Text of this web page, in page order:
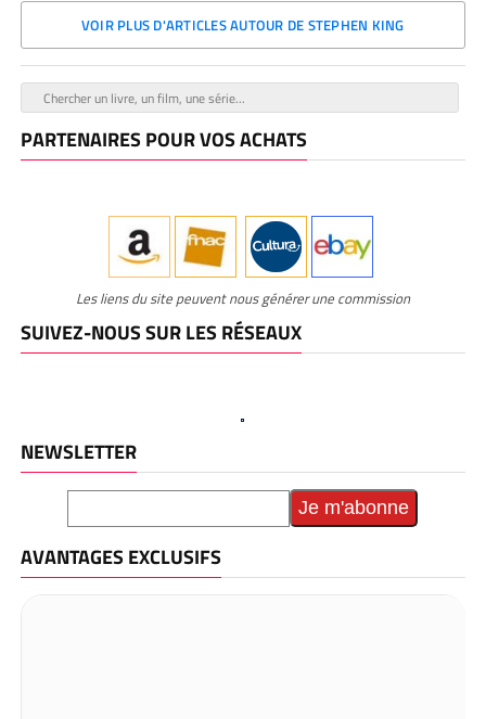
VOIR PLUS D'ARTICLES AUTOUR DE STEPHEN KING
PARTENAIRES POUR VOS ACHATS
Les liens du site peuvent nous générer une commission
SUIVEZ-NOUS SUR LES RÉSEAUX
NEWSLETTER
AVANTAGES EXCLUSIFS